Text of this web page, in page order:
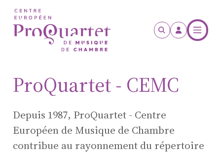
ProQuartet - CEMC
Depuis 1987, ProQuartet - Centre
Européen de Musique de Chambre
contribue au rayonnement du répertoire